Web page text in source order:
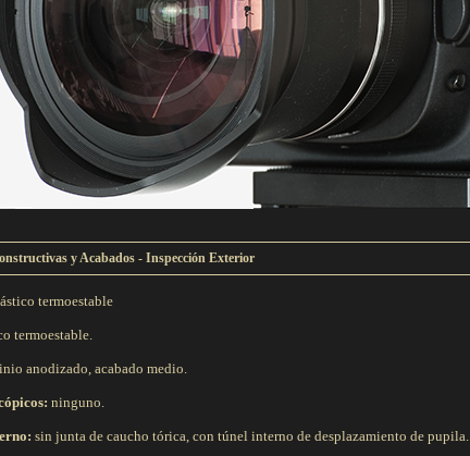
y Acabados - Inspección Exterior
termoestable
termoestable.
anodizado, acabado medio.
ninguno.
sin junta de caucho tórica, con túnel interno de desplazamiento de pupila.